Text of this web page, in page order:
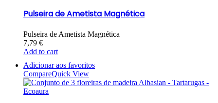
Pulseira de Ametista Magnética
Pulseira de Ametista Magnética
7,79 €
Add to cart
Adicionar aos favoritos
CompareQuick View